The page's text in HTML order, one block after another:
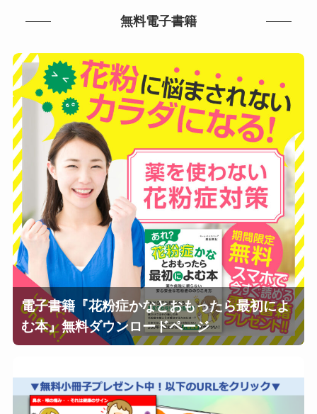
無料電子書籍
電子書籍『花粉症かなとおもったら最初によ
む本』無料ダウンロードページ